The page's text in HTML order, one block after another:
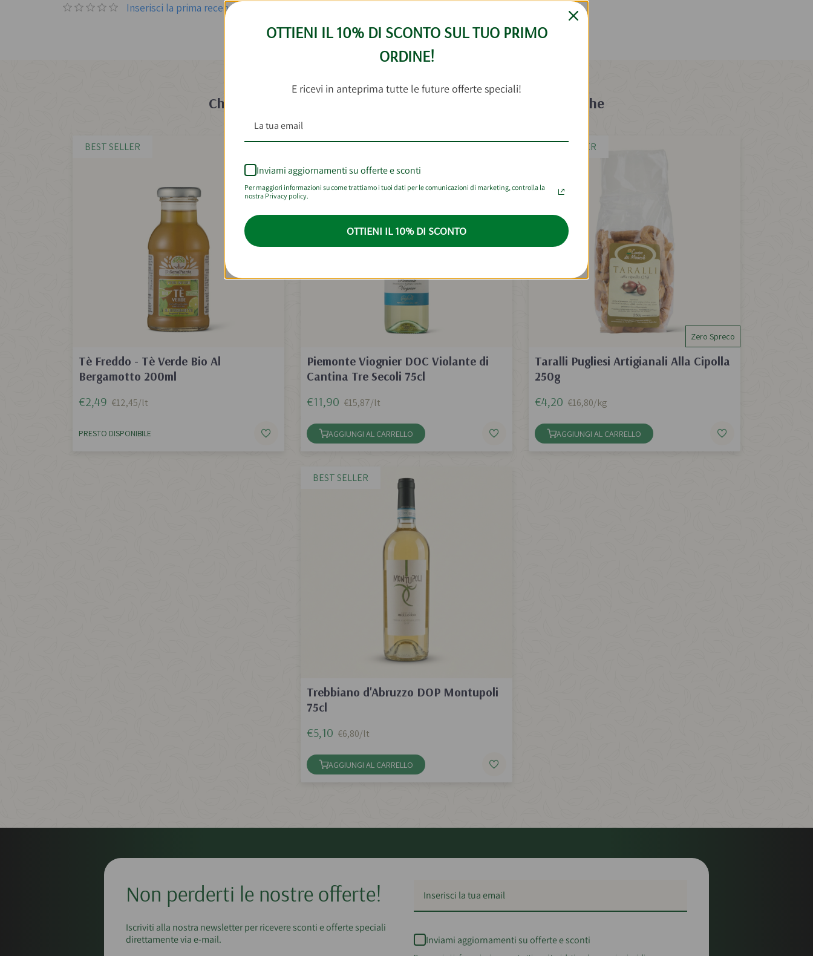
Inserisci la prima recensione per questo prodotto
Chi ha scelto ha provato anche
Tè Freddo - Tè Verde Bio Al
Bergamotto 200ml
BEST SELLER
€2,49 €12,45/lt
PRESTO DISPONIBILE
Piemonte Viognier DOC Violante di
Cantina Tre Secoli 75cl
€11,90 €15,87/lt
AGGIUNGI AL CARRELLO
Zero Spreco
Taralli Pugliesi Artigianali Alla Cipolla
250g
BEST SELLER
€4,20 €16,80/kg
AGGIUNGI AL CARRELLO
Trebbiano d'Abruzzo DOP Montupoli
75cl
BEST SELLER
€5,10 €6,80/lt
AGGIUNGI AL CARRELLO
Non perderti le nostre offerte!
Iscriviti alla nostra newsletter per ricevere sconti e offerte speciali
direttamente via e-mail.
Inviami aggiornamenti su offerte e sconti
OTTIENI IL 10% DI SCONTO SUL TUO PRIMO
ORDINE!
E ricevi in anteprima tutte le future offerte speciali!
Inviami aggiornamenti su offerte e sconti
Per maggiori informazioni su come trattiamo i tuoi dati per le comunicazioni di marketing, controlla la
nostra Privacy policy.
OTTIENI IL 10% DI SCONTO